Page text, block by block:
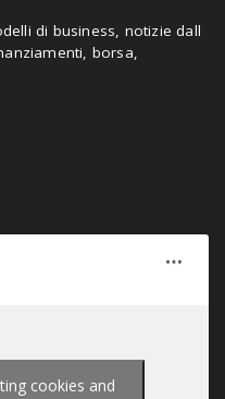
di business, notizie dall
borsa,
cookies and